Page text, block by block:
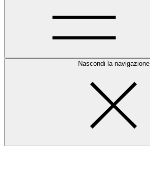
Nascondi la navigazione